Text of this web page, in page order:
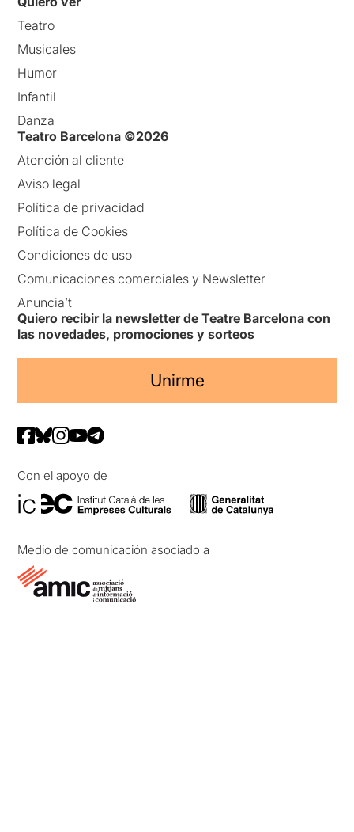
Teatro
Musicales
Humor
Infantil
Danza
Teatro Barcelona ©2026
Atención al cliente
Aviso legal
Política de privacidad
Política de Cookies
Condiciones de uso
Comunicaciones comerciales y Newsletter
Anuncia’t
Quiero recibir la newsletter de Teatre Barcelona con
las novedades, promociones y sorteos
Unirme
Con el apoyo de
Medio de comunicación asociado a